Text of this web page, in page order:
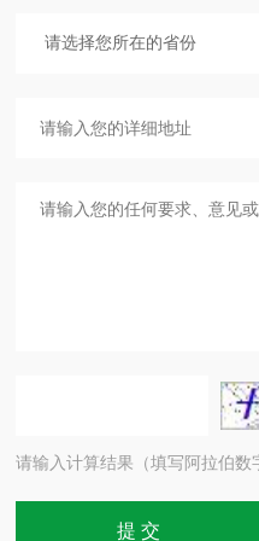
请输入计算结果（填写阿拉伯数